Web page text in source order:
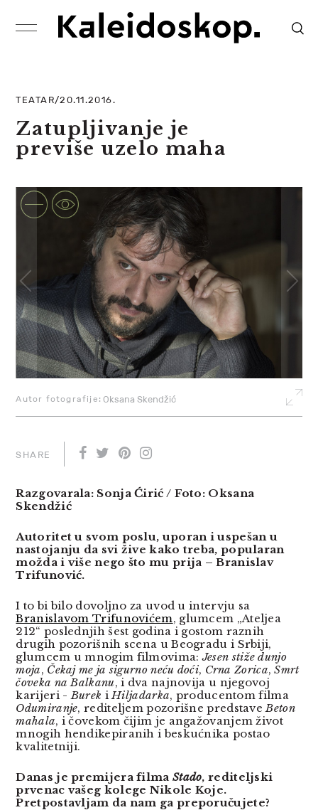
TEATAR/20.11.2016.
Zatupljivanje je
previše uzelo maha
Oksana Skendžić
Autor fotografije:
SHARE
Razgovarala: Sonja Ćirić / Foto: Oksana
Skendžić
Autoritet u svom poslu, uporan i uspešan u
nastojanju da svi žive kako treba, popularan
možda i više nego što mu prija – Branislav
Trifunović.
I to bi bilo dovoljno za uvod u intervju sa
Branislavom Trifunovićem, glumcem „Ateljea
212“ poslednjih šest godina i gostom raznih
drugih pozorišnih scena u Beogradu i Srbiji,
glumcem u mnogim filmovima:Jesen stiže dunjo
moja, Čekaj me ja sigurno neću doći, Crna Zorica,Smrt
čoveka na Balkanu, i dva najnovija u njegovoj
karijeri - Burek i Hiljadarka, producentom filma
Odumiranje, rediteljem pozorišne predstave Beton
mahala, i čovekom čijim je angažovanjem život
mnogih hendikepiranih i beskućnika postao
kvalitetniji.
Danas je premijera filma Stado, rediteljski
prvenac vašeg kolege Nikole Koje.
Pretpostavljam da nam ga preporučujete?